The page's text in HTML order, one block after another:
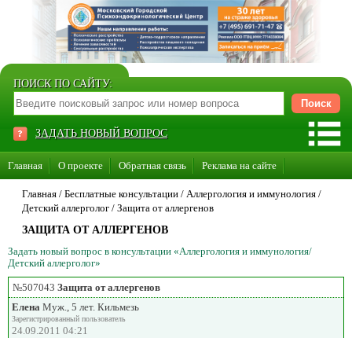
ПОИСК ПО САЙТУ:
ЗАДАТЬ НОВЫЙ ВОПРОС
Главная О проекте Обратная связь Реклама на сайте
Стать консультантом нашего сайта
Главная / Бесплатные консультации / Аллергология и иммунология /
Детский аллерголог / Защита от аллергенов
ЗАЩИТА ОТ АЛЛЕРГЕНОВ
Задать новый вопрос в консультации «Аллергология и иммунология/
Детский аллерголог»
№507043 Защита от аллергенов
Елена Муж., 5 лет. Кильмезь
Зарегистрированный пользователь
24.09.2011 04:21